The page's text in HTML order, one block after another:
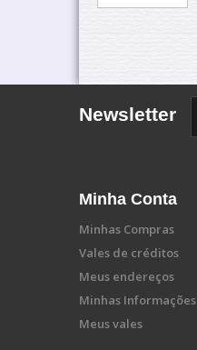
Newsletter
Minha Conta
Minhas Compras
Vales de créditos
Meus endereços
Minhas Informações
Meus vales